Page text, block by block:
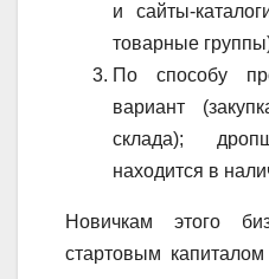
и сайты-
товарные
По способу
вариант
склада);
находится в
Новичкам этого
стартовым